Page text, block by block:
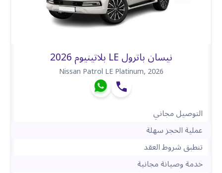
نيسان باترول LE بلاتينيوم 2026
Nissan Patrol LE Platinum,2026
التوصيل مجاني
عملية الحجز سهلة
تنطبق شروط العقد
خدمة وصيانة مجانية